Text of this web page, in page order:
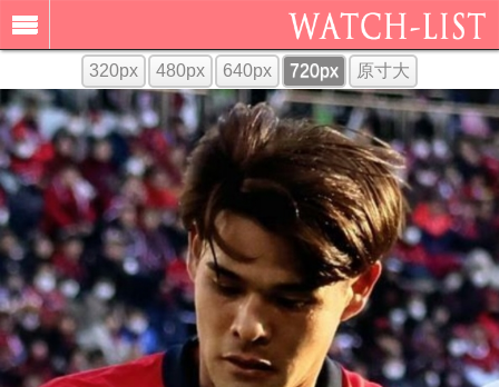
320px 480px 640px 720px 原寸大